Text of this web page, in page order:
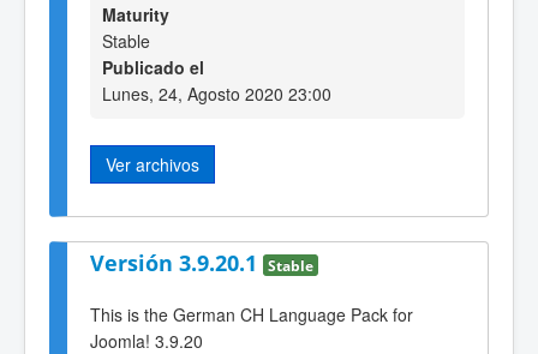
Maturity
Stable
Publicado el
Lunes, 24, Agosto 2020 23:00
Ver archivos
Versión 3.9.20.1 Stable
This is the German CH Language Pack for
Joomla! 3.9.20